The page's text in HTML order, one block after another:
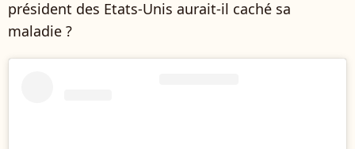
président des Etats-Unis aurait-il caché sa
maladie ?